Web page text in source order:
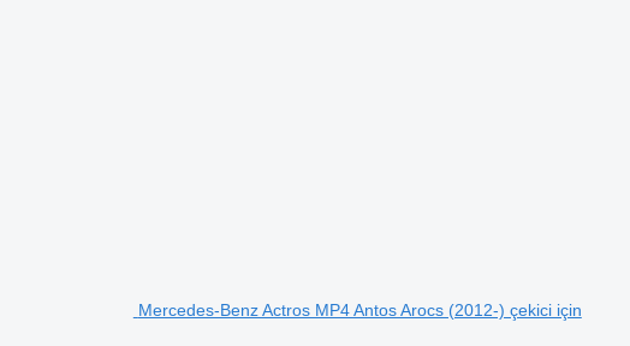
Mercedes-Benz Actros MP4 Antos Arocs (2012-) çekici için